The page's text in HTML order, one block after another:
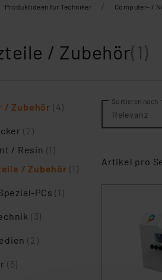
Produktideen für Techniker / Computer- /
/ Zubehör(1)
/ Zubehör (4)
(2)
/ Resin (1)
/ Zubehör (1)
PCs(1)
(3)
(2)
(5)
Sortieren nach
Relevanz
Artikel pro